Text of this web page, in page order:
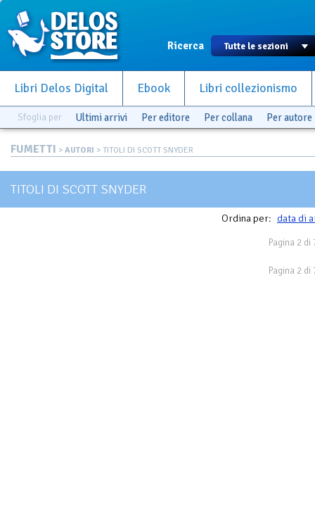
Ricerca
Libri Delos Digital Ebook Libri collezionismo
Sfoglia per Ultimi arrivi Per editore Per collana Per autore
FUMETTI > AUTORI > TITOLI DI SCOTT SNYDER
TITOLI DI SCOTT SNYDER
Ordina per: data di
Pagina 2 di
Pagina 2 di